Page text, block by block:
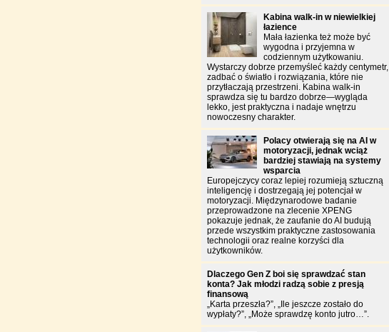
Kabina walk-in w niewielkiej
łazience
Mała łazienka też może być
wygodna i przyjemna w
codziennym użytkowaniu.
Wystarczy dobrze przemyśleć każdy centymetr,
zadbać o światło i rozwiązania, które nie
przytłaczają przestrzeni. Kabina walk-in
sprawdza się tu bardzo dobrze—wygląda
lekko, jest praktyczna i nadaje wnętrzu
nowoczesny charakter.
Polacy otwierają się na AI w
motoryzacji, jednak wciąż
bardziej stawiają na systemy
wsparcia
Europejczycy coraz lepiej rozumieją sztuczną
inteligencję i dostrzegają jej potencjał w
motoryzacji. Międzynarodowe badanie
przeprowadzone na zlecenie XPENG
pokazuje jednak, że zaufanie do AI budują
przede wszystkim praktyczne zastosowania
technologii oraz realne korzyści dla
użytkowników.
Dlaczego Gen Z boi się sprawdzać stan
konta? Jak młodzi radzą sobie z presją
finansową
„Karta przeszła?”, „Ile jeszcze zostało do
wypłaty?”, „Może sprawdzę konto jutro…”.